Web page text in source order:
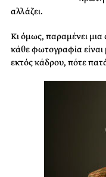
αλλάζει.
Κι όμως, παραμένει μια
κάθε φωτογραφία είναι
εκτός κάδρου, πότε